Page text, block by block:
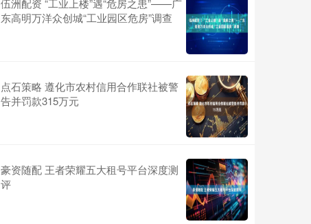
伍洲配资 ​“工业上楼”遇“危房之患”——广
东高明万洋众创城“工业园区危房”调查
点石策略 遵化市农村信用合作联社被警
告并罚款315万元
豪资随配 王者荣耀五大租号平台深度测
评